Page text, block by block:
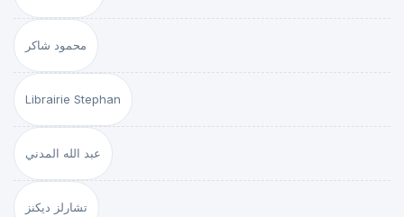
محمود شاكر
Librairie Stephan
عبد الله المدني
تشارلز ديكنز